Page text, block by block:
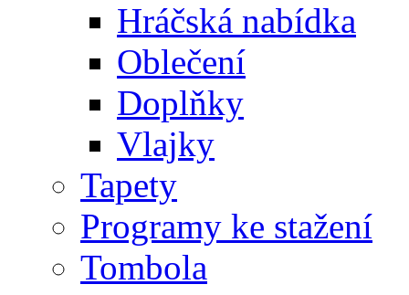
Hráčská nabídka
Oblečení
Doplňky
Vlajky
Tapety
Programy ke stažení
Tombola